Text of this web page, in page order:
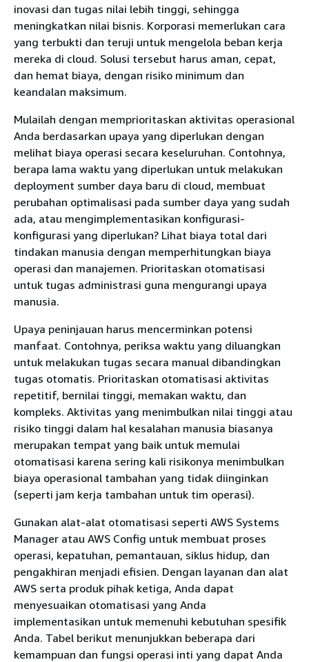
inovasi dan tugas nilai lebih tinggi, sehingga
meningkatkan nilai bisnis. Korporasi memerlukan cara
yang terbukti dan teruji untuk mengelola beban kerja
mereka di cloud. Solusi tersebut harus aman, cepat,
dan hemat biaya, dengan risiko minimum dan
keandalan maksimum.
Mulailah dengan memprioritaskan aktivitas operasional
Anda berdasarkan upaya yang diperlukan dengan
melihat biaya operasi secara keseluruhan. Contohnya,
berapa lama waktu yang diperlukan untuk melakukan
deployment sumber daya baru di cloud, membuat
perubahan optimalisasi pada sumber daya yang sudah
ada, atau mengimplementasikan konfigurasi-
konfigurasi yang diperlukan? Lihat biaya total dari
tindakan manusia dengan memperhitungkan biaya
operasi dan manajemen. Prioritaskan otomatisasi
untuk tugas administrasi guna mengurangi upaya
manusia.
Upaya peninjauan harus mencerminkan potensi
manfaat. Contohnya, periksa waktu yang diluangkan
untuk melakukan tugas secara manual dibandingkan
tugas otomatis. Prioritaskan otomatisasi aktivitas
repetitif, bernilai tinggi, memakan waktu, dan
kompleks. Aktivitas yang menimbulkan nilai tinggi atau
risiko tinggi dalam hal kesalahan manusia biasanya
merupakan tempat yang baik untuk memulai
otomatisasi karena sering kali risikonya menimbulkan
biaya operasional tambahan yang tidak diinginkan
(seperti jam kerja tambahan untuk tim operasi).
Gunakan alat-alat otomatisasi seperti AWS Systems
Manager atau AWS Config untuk membuat proses
operasi, kepatuhan, pemantauan, siklus hidup, dan
pengakhiran menjadi efisien. Dengan layanan dan alat
AWS serta produk pihak ketiga, Anda dapat
menyesuaikan otomatisasi yang Anda
implementasikan untuk memenuhi kebutuhan spesifik
Anda. Tabel berikut menunjukkan beberapa dari
kemampuan dan fungsi operasi inti yang dapat Anda